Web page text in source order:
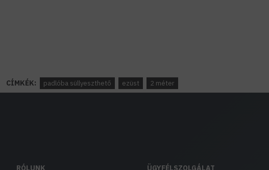
CÍMKÉK: padlóba süllyeszthető ezüst 2 méter
RÓLUNK ÜGYFÉLSZOLGÁLAT